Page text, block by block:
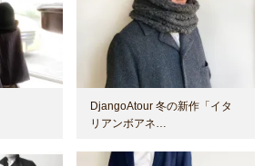
DjangoAtour 冬の新作「イタ
リアンボアネ…